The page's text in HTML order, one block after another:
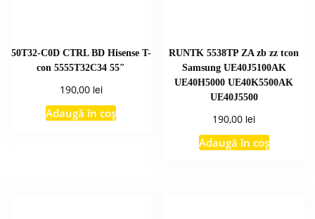
50T32-C0D CTRL BD Hisense T-
con 5555T32C34 55″
190,00 lei
Adaugă în coș
RUNTK 5538TP ZA zb zz tcon
Samsung UE40J5100AK
UE40H5000 UE40K5500AK
UE40J5500
190,00 lei
Adaugă în coș